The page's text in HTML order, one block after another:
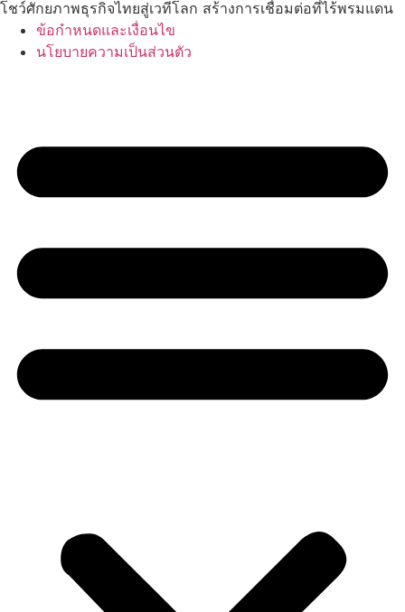
โชว์ศักยภาพธุรกิจไทยสู่เวทีโลก สร้างการเชื่อมต่อที่ไร้พรมแดน
ข้อกำหนดและเงื่อนไข
นโยบายความเป็นส่วนตัว